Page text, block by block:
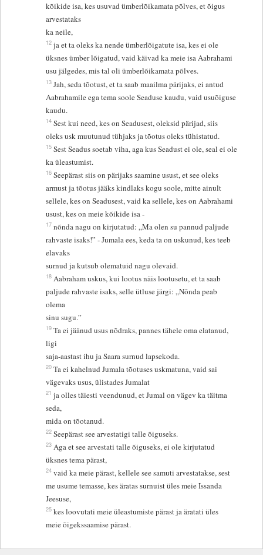
kõikide isa, kes usuvad ümberlõikamata põlves, et õigus
arvestataks
ka neile,
12 ja et ta oleks ka nende ümberlõigatute isa, kes ei ole
üksnes ümber lõigatud, vaid käivad ka meie isa Aabrahami
usu jälgedes, mis tal oli ümberlõikamata põlves.
13 Jah, seda tõotust, et ta saab maailma pärijaks, ei antud
Aabrahamile ega tema soole Seaduse kaudu, vaid usuõiguse
kaudu.
14 Sest kui need, kes on Seadusest, oleksid pärijad, siis
oleks usk muutunud tühjaks ja tõotus oleks tühistatud.
15 Sest Seadus soetab viha, aga kus Seadust ei ole, seal ei ole
ka üleastumist.
16 Seepärast siis on pärijaks saamine usust, et see oleks
armust ja tõotus jääks kindlaks kogu soole, mitte ainult
sellele, kes on Seadusest, vaid ka sellele, kes on Aabrahami
usust, kes on meie kõikide isa -
17 nõnda nagu on kirjutatud: „Ma olen su pannud paljude
rahvaste isaks!” - Jumala ees, keda ta on uskunud, kes teeb
elavaks
surnud ja kutsub olematuid nagu olevaid.
18 Aabraham uskus, kui lootus näis lootusetu, et ta saab
paljude rahvaste isaks, selle ütluse järgi: „Nõnda peab
olema
sinu sugu.”
19 Ta ei jäänud usus nõdraks, pannes tähele oma elatanud,
ligi
saja-aastast ihu ja Saara surnud lapsekoda.
20 Ta ei kahelnud Jumala tõotuses uskmatuna, vaid sai
vägevaks usus, ülistades Jumalat
21 ja olles täiesti veendunud, et Jumal on vägev ka täitma
seda,
mida on tõotanud.
22 Seepärast see arvestatigi talle õiguseks.
23 Aga et see arvestati talle õiguseks, ei ole kirjutatud
üksnes tema pärast,
24 vaid ka meie pärast, kellele see samuti arvestatakse, sest
me usume temasse, kes äratas surnuist üles meie Issanda
Jeesuse,
25 kes loovutati meie üleastumiste pärast ja äratati üles
meie õigekssaamise pärast.